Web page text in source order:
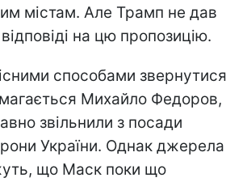
містам. Але Трамп не дав
на цю пропозицію.
способами звернутися
Михайло Федоров,
звільнили з посади
України. Однак джерела
що Маск поки що